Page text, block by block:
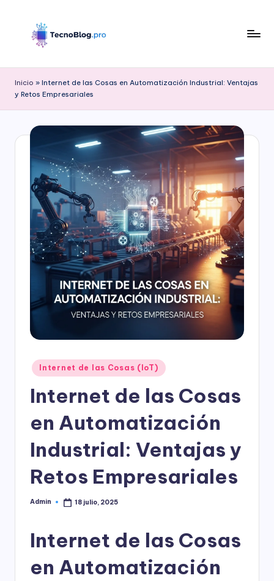
l
o
Inicio » Internet de las Cosas en Automatización Industrial: Ventajas
y Retos Empresariales
Publicado
en
Internet de las Cosas (IoT)
Internet de las Cosas
en Automatización
Industrial: Ventajas y
Retos Empresariales
Publicado
Admin 18 julio, 2025
Internet de las Cosas
en Automatización